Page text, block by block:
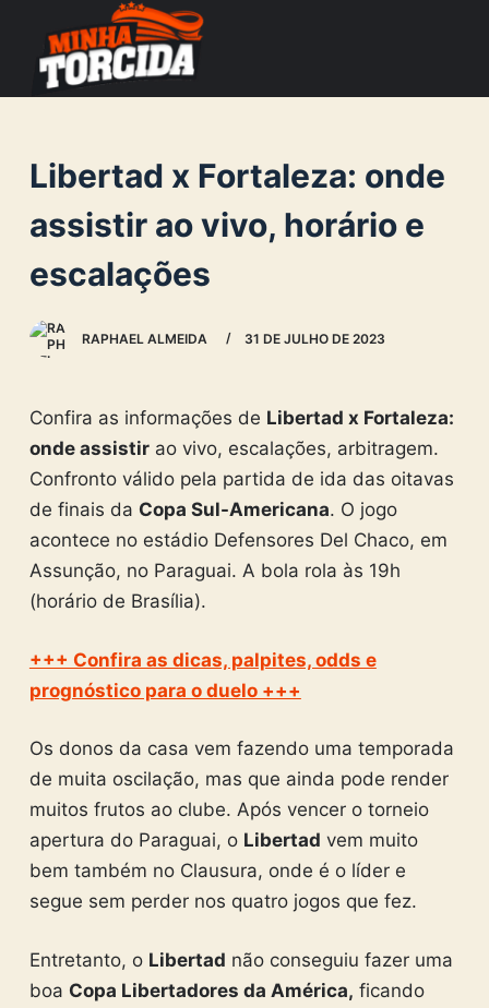
o
n
e
Libertad x Fortaleza: onde
assistir ao vivo, horário e
escalações
RAPHAEL ALMEIDA 31 DE JULHO DE 2023
Confira as informações de Libertad x Fortaleza:
onde assistirao vivo, escalações, arbitragem.
Confronto válido pela partida de ida das oitavas
de finais da Copa Sul-Americana. O jogo
acontece no estádio Defensores Del Chaco, em
Assunção, no Paraguai. A bola rola às 19h
(horário de Brasília).
+++ Confira as dicas, palpites, odds e
prognóstico para o duelo +++
Os donos da casa vem fazendo uma temporada
de muita oscilação, mas que ainda pode render
muitos frutos ao clube. Após vencer o torneio
apertura do Paraguai, o Libertad vem muito
bem também no Clausura, onde é o líder e
segue sem perder nos quatro jogos que fez.
Entretanto, o Libertad não conseguiu fazer uma
boa Copa Libertadores da América, ficando